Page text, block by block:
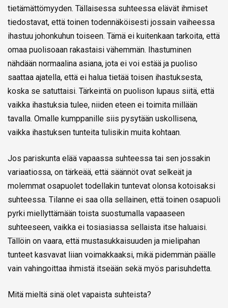
tietämättömyyden. Tällaisessa suhteessa elävät ihmiset
tiedostavat, että toinen todennäköisesti jossain vaiheessa
ihastuu johonkuhun toiseen. Tämä ei kuitenkaan tarkoita, että
omaa puolisoaan rakastaisi vähemmän. Ihastuminen
nähdään normaalina asiana, jota ei voi estää ja puoliso
saattaa ajatella, että ei halua tietää toisen ihastuksesta,
koska se satuttaisi. Tärkeintä on puolison lupaus siitä, että
vaikka ihastuksia tulee, niiden eteen ei toimita millään
tavalla. Omalle kumppanille siis pysytään uskollisena,
vaikka ihastuksen tunteita tulisikin muita kohtaan.
Jos pariskunta elää vapaassa suhteessa tai sen jossakin
variaatiossa, on tärkeää, että säännöt ovat selkeät ja
molemmat osapuolet todellakin tuntevat olonsa kotoisaksi
suhteessa. Tilanne ei saa olla sellainen, että toinen osapuoli
pyrki miellyttämään toista suostumalla vapaaseen
suhteeseen, vaikka ei tosiasiassa sellaista itse haluaisi.
Tällöin on vaara, että mustasukkaisuuden ja mielipahan
tunteet kasvavat liian voimakkaaksi, mikä pidemmän päälle
vain vahingoittaa ihmistä itseään sekä myös parisuhdetta.
Mitä mieltä sinä olet vapaista suhteista?